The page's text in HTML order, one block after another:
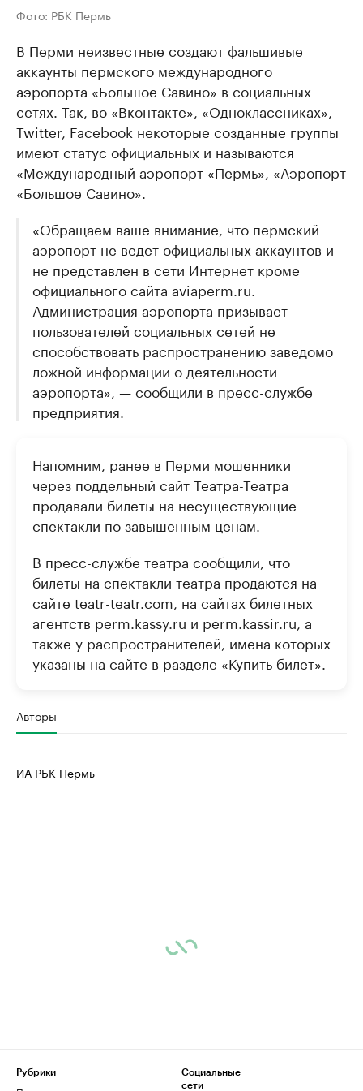
Фото: РБК Пермь
В Перми неизвестные создают фальшивые
аккаунты пермского международного
аэропорта «Большое Савино» в социальных
сетях. Так, во «Вконтакте», «Одноклассниках»,
Twitter, Facebook некоторые созданные группы
имеют статус официальных и называются
«Международный аэропорт «Пермь», «Аэропорт
«Большое Савино».
«Обращаем ваше внимание, что пермский
аэропорт не ведет официальных аккаунтов и
не представлен в сети Интернет кроме
официального сайта aviaperm.ru.
Администрация аэропорта призывает
пользователей социальных сетей не
способствовать распространению заведомо
ложной информации о деятельности
аэропорта», — сообщили в пресс-службе
предприятия.
Напомним, ранее в Перми мошенники
через поддельный сайт Театра-Театра
продавали билеты на несуществующие
спектакли по завышенным ценам.
В пресс-службе театра сообщили, что
билеты на спектакли театра продаются на
сайте teatr-teatr.com, на сайтах билетных
агентств perm.kassy.ru и perm.kassir.ru, а
также у распространителей, имена которых
указаны на сайте в разделе «Купить билет».
Авторы
ИА РБК Пермь
Рубрики
Социальные
сети